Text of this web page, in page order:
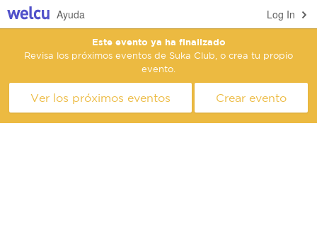
Log In
Ayuda
Este evento ya ha finalizado
Revisa los próximos eventos de Suka Club, o crea tu propio
evento.
Ver los próximos eventos Crear evento